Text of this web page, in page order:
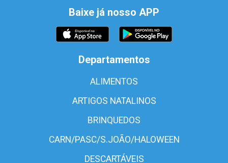
Baixe já nosso APP
Departamentos
ALIMENTOS
ARTIGOS NATALINOS
BRINQUEDOS
CARN/PASC/S.JOÃO/HALOWEEN
DESCARTÁVEIS